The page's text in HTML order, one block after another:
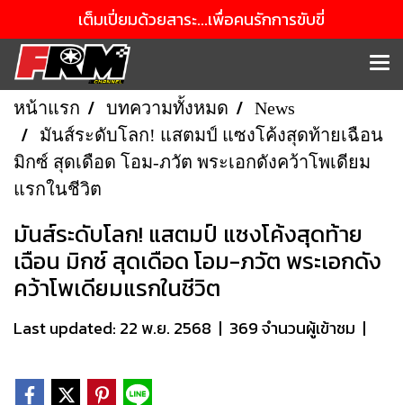
เต็มเปี่ยมด้วยสาระ...เพื่อคนรักการขับขี่
หน้าแรก บทความทั้งหมด
News
มันส์ระดับโลก! แสตมป์ แซงโค้งสุดท้ายเฉือน
มิกซ์ สุดเดือด โอม-ภวัต พระเอกดังคว้าโพเดียม
แรกในชีวิต
มันส์ระดับโลก! แสตมป์ แซงโค้งสุดท้าย
เฉือน มิกซ์ สุดเดือด โอม-ภวัต พระเอกดัง
คว้าโพเดียมแรกในชีวิต
Last updated: 22 พ.ย. 2568 | 369 จำนวนผู้เข้าชม |